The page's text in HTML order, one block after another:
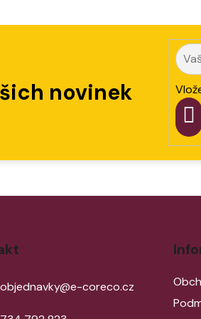
novinek
SE
objednavky@e-coreco.cz